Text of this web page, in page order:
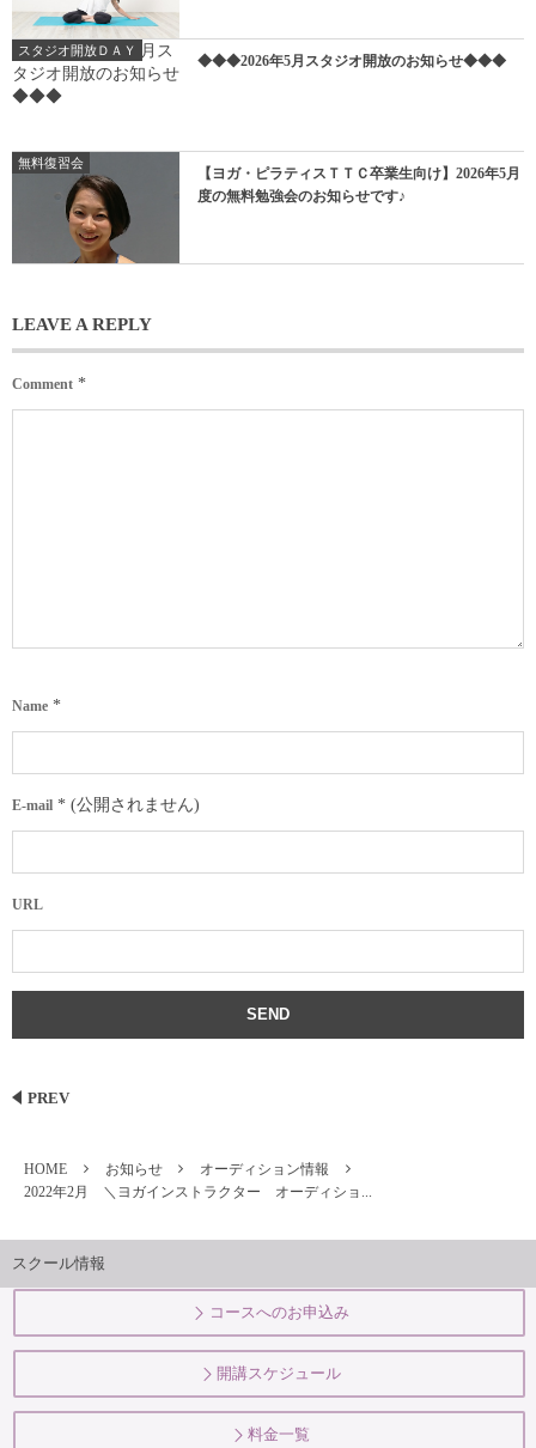
スタジオ開放ＤＡＹ
◆◆◆2026年5月スタジオ開放のお知らせ◆◆◆
無料復習会
【ヨガ・ピラティスＴＴＣ卒業生向け】2026年5月
度の無料勉強会のお知らせです♪
LEAVE A REPLY
Comment *
Name *
E-mail * (公開されません)
URL
PREV
HOME お知らせ
オーディション情報
2022年2月 ＼ヨガインストラクター オーディショ...
スクール情報
コースへのお申込み
開講スケジュール
料金一覧